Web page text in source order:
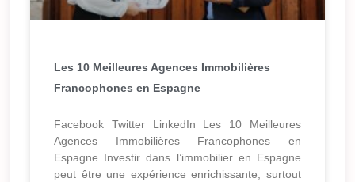
Les 10 Meilleures Agences Immobilières
Francophones en Espagne
Facebook Twitter LinkedIn Les 10 Meilleures
Agences Immobilières Francophones en
Espagne Investir dans l’immobilier en Espagne
peut être une expérience enrichissante, surtout